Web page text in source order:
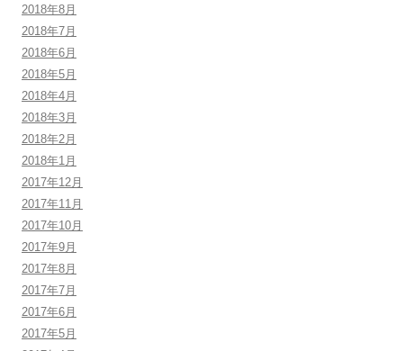
2018年8月
2018年7月
2018年6月
2018年5月
2018年4月
2018年3月
2018年2月
2018年1月
2017年12月
2017年11月
2017年10月
2017年9月
2017年8月
2017年7月
2017年6月
2017年5月